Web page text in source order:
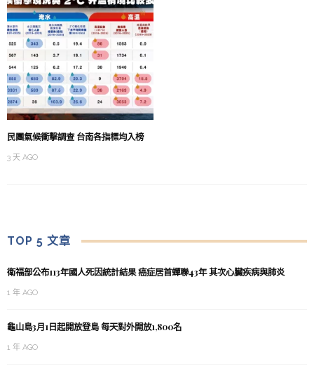
民團氣候衝擊調查 台南各指標均入榜
3 天 AGO
TOP 5 文章
衛福部公布113年國人死因統計結果 癌症居首蟬聯43年 其次心臟疾病與肺炎
1 年 AGO
龜山島3月1日起開放登島 每天對外開放1,800名
1 年 AGO